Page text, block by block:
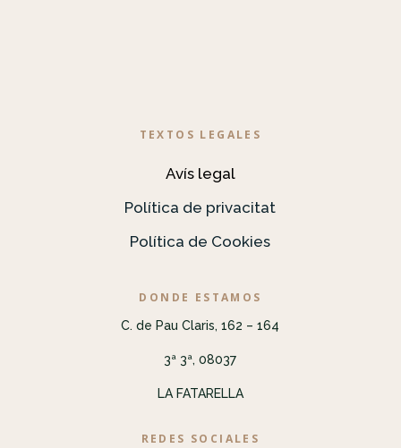
TEXTOS LEGALES
Avís legal
Política de privacitat
Política de Cookies
DONDE ESTAMOS
C. de Pau Claris, 162 – 164
3ª 3ª, 08037
LA FATARELLA
REDES SOCIALES